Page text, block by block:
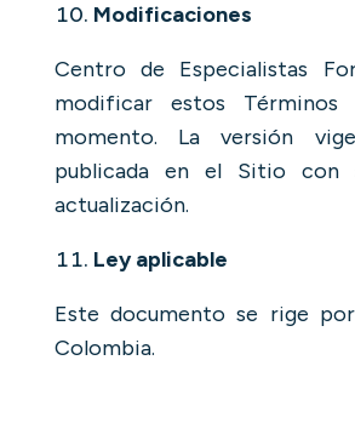
Modificaciones
Centro de Especialistas
modificar estos Términos
momento. La versión
publicada en el Sitio con
actualización.
Ley aplicable
Este documento se rige
Colombia.